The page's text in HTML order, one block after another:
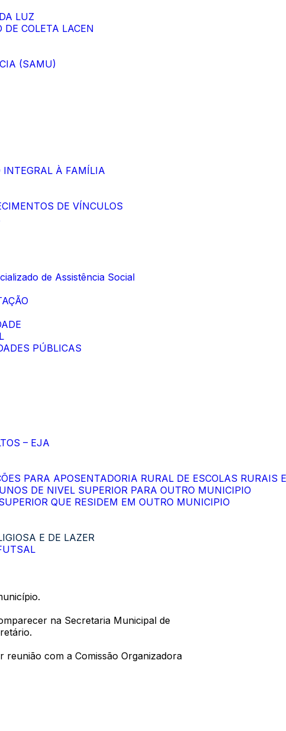
LUZ
COLETA LACEN
(SAMU)
INTEGRAL À FAMÍLIA
DE VÍNCULOS
de Assistência Social
PÚBLICAS
– EJA
PARA APOSENTADORIA RURAL DE ESCOLAS RURAIS
DE NIVEL SUPERIOR PARA OUTRO MUNICIPIO
QUE RESIDEM EM OUTRO MUNICIPIO
E DE LAZER
na Secretaria Municipal de
reunião com a Comissão Organizadora